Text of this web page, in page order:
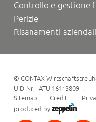
Controllo e gestione
Perizie
Risanamenti
©CONTAX
UID-Nr. - ATU 16113809
Sitemap
Crediti
produced by